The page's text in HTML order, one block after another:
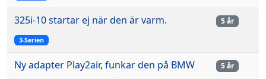
325i-10 startar ej när den är varm.
3-Serien
5 år
Ny adapter Play2air, funkar den på BMW 5 år